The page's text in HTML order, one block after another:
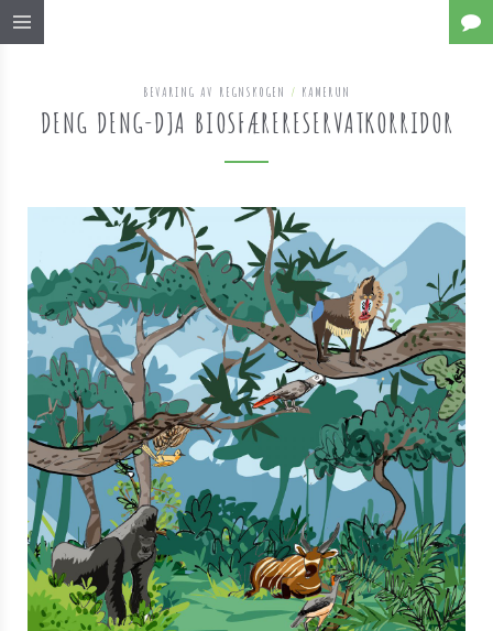
BEVARING AV REGNSKOGEN / KAMERUN
DENG DENG-DJA BIOSFÆRERESERVATKORRIDOR